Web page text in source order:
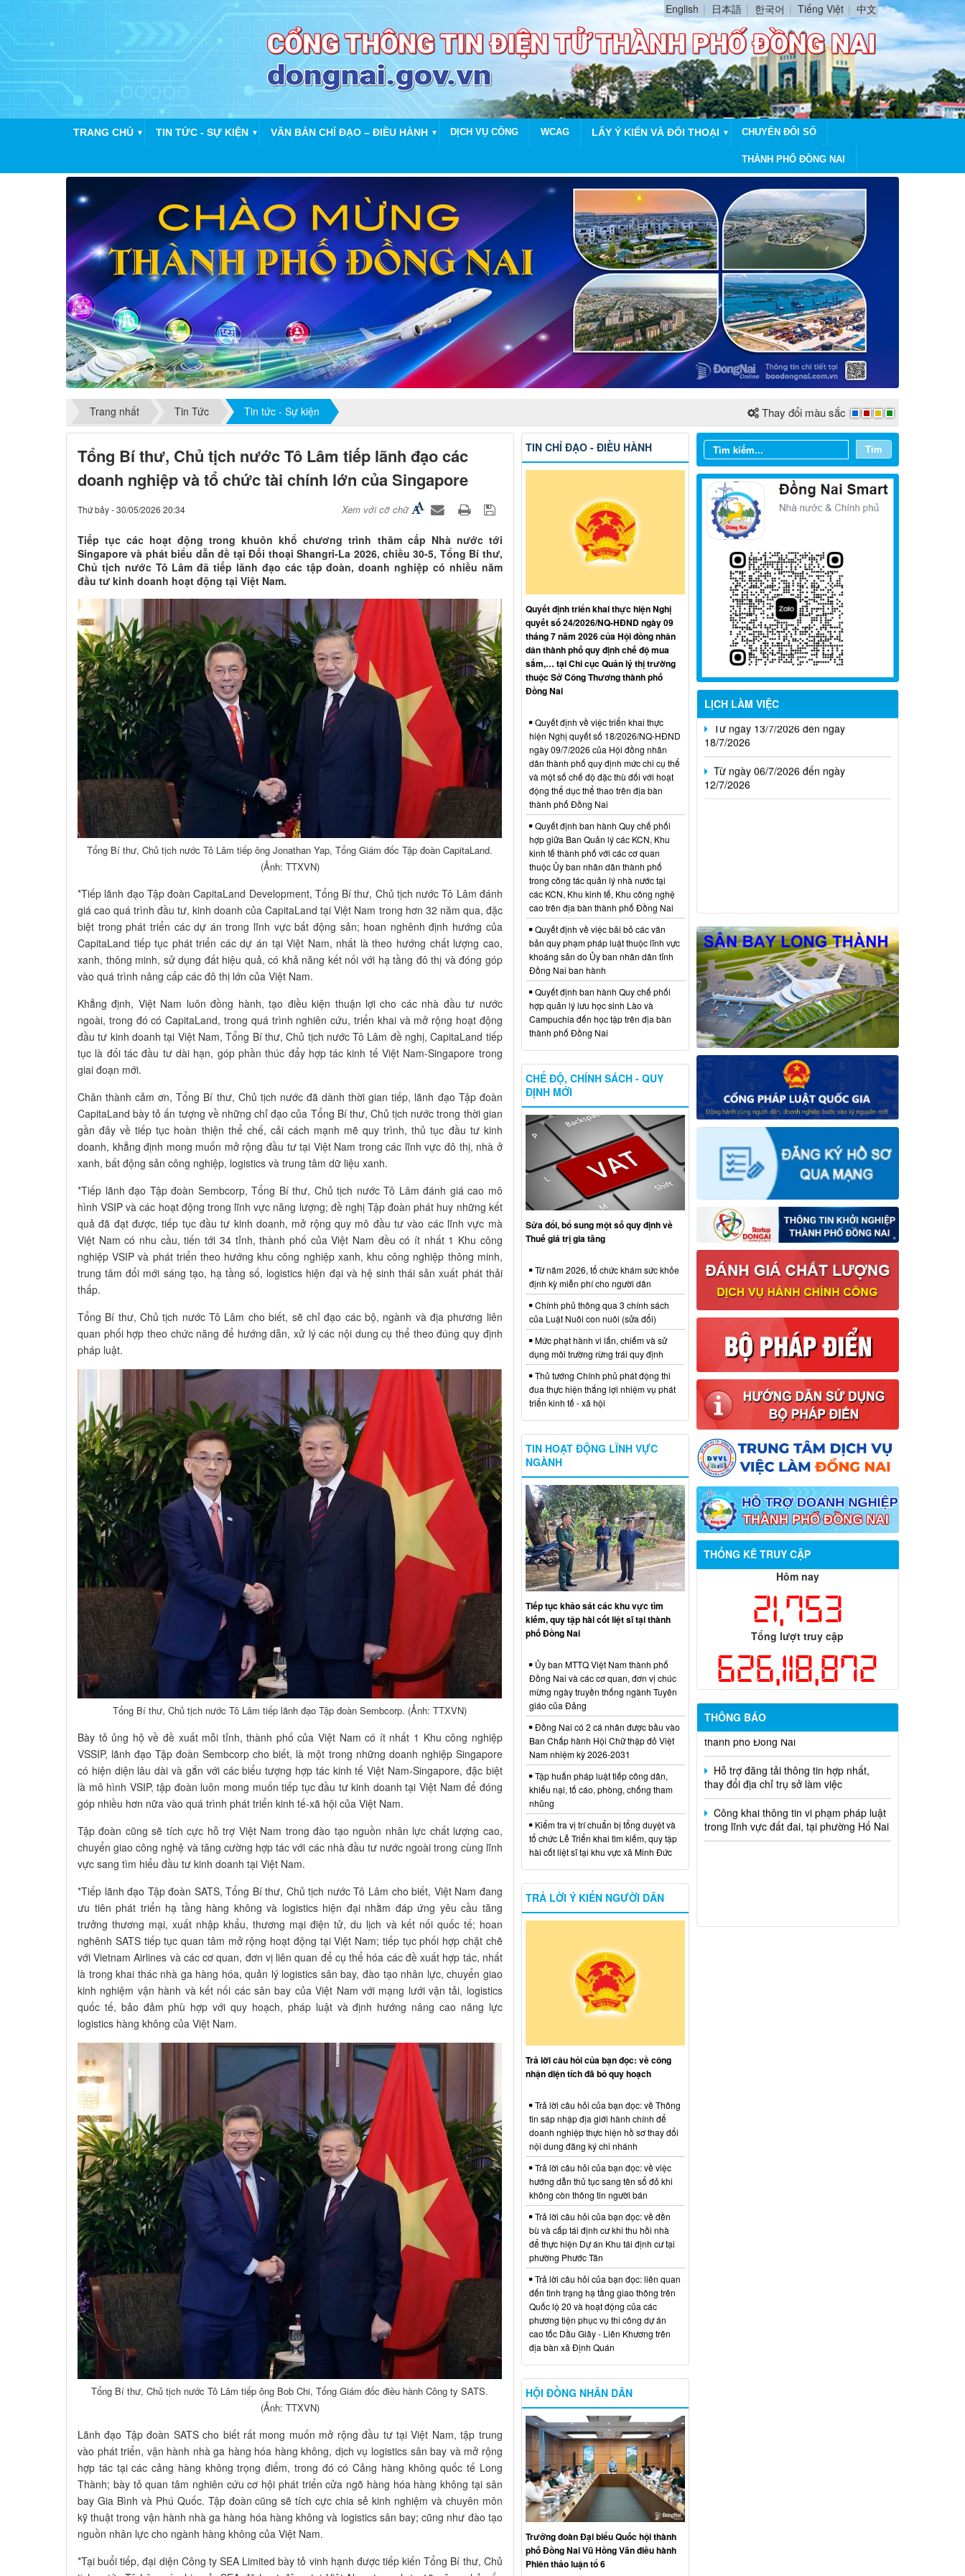
English 日本語 한국어 Tiếng Việt 中文
TRANG CHỦ ▼ TIN TỨC - SỰ KIỆN ▼ VĂN BẢN CHỈ ĐẠO – ĐIỀU HÀNH ▼ DỊCH VỤ CÔNG WCAG LẤY Ý KIẾN VÀ ĐỐI THOẠI ▼ CHUYỂN ĐỔI SỐ
THÀNH PHỐ ĐỒNG NAI
Trang nhất Tin Tức Tin tức - Sự kiện Thay đổi màu sắc
Tổng Bí thư, Chủ tịch nước Tô Lâm tiếp lãnh đạo các
doanh nghiệp và tổ chức tài chính lớn của Singapore
Thứ bảy - 30/05/2026 20:34 Xem với cỡ chữ
Tiếp tục các hoạt động trong khuôn khổ chương trình thăm cấp Nhà nước tới
Singapore và phát biểu dẫn đề tại Đối thoại Shangri-La 2026, chiều 30-5, Tổng Bí thư,
Chủ tịch nước Tô Lâm đã tiếp lãnh đạo các tập đoàn, doanh nghiệp có nhiều năm
đầu tư kinh doanh hoạt động tại Việt Nam.
Tổng Bí thư, Chủ tịch nước Tô Lâm tiếp ông Jonathan Yap, Tổng Giám đốc Tập đoàn CapitaLand.
(Ảnh: TTXVN)
*Tiếp lãnh đạo Tập đoàn CapitaLand Development, Tổng Bí thư, Chủ tịch nước Tô Lâm đánh
giá cao quá trình đầu tư, kinh doanh của CapitaLand tại Việt Nam trong hơn 32 năm qua, đặc
biệt trong phát triển các dự án trong lĩnh vực bất động sản; hoan nghênh định hướng của
CapitaLand tiếp tục phát triển các dự án tại Việt Nam, nhất là theo hướng chất lượng cao,
xanh, thông minh, sử dụng đất hiệu quả, có khả năng kết nối với hạ tầng đô thị và đóng góp
vào quá trình nâng cấp các đô thị lớn của Việt Nam.
Khẳng định, Việt Nam luôn đồng hành, tạo điều kiện thuận lợi cho các nhà đầu tư nước
ngoài, trong đó có CapitaLand, trong quá trình nghiên cứu, triển khai và mở rộng hoạt động
đầu tư kinh doanh tại Việt Nam, Tổng Bí thư, Chủ tịch nước Tô Lâm đề nghị, CapitaLand tiếp
tục là đối tác đầu tư dài hạn, góp phần thúc đẩy hợp tác kinh tế Việt Nam-Singapore trong
giai đoạn mới.
Chân thành cảm ơn, Tổng Bí thư, Chủ tịch nước đã dành thời gian tiếp, lãnh đạo Tập đoàn
CapitaLand bày tỏ ấn tượng về những chỉ đạo của Tổng Bí thư, Chủ tịch nước trong thời gian
gần đây về tiếp tục hoàn thiện thể chế, cải cách mạnh mẽ quy trình, thủ tục đầu tư kinh
doanh, khẳng định mong muốn mở rộng đầu tư tại Việt Nam trong các lĩnh vực đô thị, nhà ở
xanh, bất động sản công nghiệp, logistics và trung tâm dữ liệu xanh.
*Tiếp lãnh đạo Tập đoàn Sembcorp, Tổng Bí thư, Chủ tịch nước Tô Lâm đánh giá cao mô
hình VSIP và các hoạt động trong lĩnh vực năng lượng; đề nghị Tập đoàn phát huy những kết
quả đã đạt được, tiếp tục đầu tư kinh doanh, mở rộng quy mô đầu tư vào các lĩnh vực mà
Việt Nam có nhu cầu, tiến tới 34 tỉnh, thành phố của Việt Nam đều có ít nhất 1 Khu công
nghiệp VSIP và phát triển theo hướng khu công nghiệp xanh, khu công nghiệp thông minh,
trung tâm đổi mới sáng tạo, hạ tầng số, logistics hiện đại và hệ sinh thái sản xuất phát thải
thấp.
Tổng Bí thư, Chủ tịch nước Tô Lâm cho biết, sẽ chỉ đạo các bộ, ngành và địa phương liên
quan phối hợp theo chức năng để hướng dẫn, xử lý các nội dung cụ thể theo đúng quy định
pháp luật.
Tổng Bí thư, Chủ tịch nước Tô Lâm tiếp lãnh đạo Tập đoàn Sembcorp. (Ảnh: TTXVN)
Bày tỏ ủng hộ về đề xuất mỗi tỉnh, thành phố của Việt Nam có ít nhất 1 Khu công nghiệp
VSSIP, lãnh đạo Tập đoàn Sembcorp cho biết, là một trong những doanh nghiệp Singapore
có hiện diện lâu dài và gắn với các biểu tượng hợp tác kinh tế Việt Nam-Singapore, đặc biệt
là mô hình VSIP, tập đoàn luôn mong muốn tiếp tục đầu tư kinh doanh tại Việt Nam để đóng
góp nhiều hơn nữa vào quá trình phát triển kinh tế-xã hội của Việt Nam.
Tập đoàn cũng sẽ tích cực hỗ trợ Việt Nam trong đào tạo nguồn nhân lực chất lượng cao,
chuyển giao công nghệ và tăng cường hợp tác với các nhà đầu tư nước ngoài trong cùng lĩnh
vực sang tìm hiểu đầu tư kinh doanh tại Việt Nam.
*Tiếp lãnh đạo Tập đoàn SATS, Tổng Bí thư, Chủ tịch nước Tô Lâm cho biết, Việt Nam đang
ưu tiên phát triển hạ tầng hàng không và logistics hiện đại nhằm đáp ứng yêu cầu tăng
trưởng thương mại, xuất nhập khẩu, thương mại điện tử, du lịch và kết nối quốc tế; hoan
nghênh SATS tiếp tục quan tâm mở rộng hoạt động tại Việt Nam; tiếp tục phối hợp chặt chẽ
với Vietnam Airlines và các cơ quan, đơn vị liên quan để cụ thể hóa các đề xuất hợp tác, nhất
là trong khai thác nhà ga hàng hóa, quản lý logistics sân bay, đào tạo nhân lực, chuyển giao
kinh nghiệm vận hành và kết nối các sân bay của Việt Nam với mạng lưới vận tải, logistics
quốc tế, bảo đảm phù hợp với quy hoạch, pháp luật và định hướng nâng cao năng lực
logistics hàng không của Việt Nam.
Tổng Bí thư, Chủ tịch nước Tô Lâm tiếp ông Bob Chi, Tổng Giám đốc điều hành Công ty SATS.
(Ảnh: TTXVN)
Lãnh đạo Tập đoàn SATS cho biết rất mong muốn mở rộng đầu tư tại Việt Nam, tập trung
vào phát triển, vận hành nhà ga hàng hóa hàng không, dịch vụ logistics sân bay và mở rộng
hợp tác tại các cảng hàng không trọng điểm, trong đó có Cảng hàng không quốc tế Long
Thành; bày tỏ quan tâm nghiên cứu cơ hội phát triển cửa ngõ hàng hóa hàng không tại sân
bay Gia Bình và Phú Quốc. Tập đoàn cũng sẽ tích cực chia sẻ kinh nghiệm và chuyên môn
kỹ thuật trong vận hành nhà ga hàng hóa hàng không và logistics sân bay; cũng như đào tạo
nguồn nhân lực cho ngành hàng không của Việt Nam.
*Tại buổi tiếp, đại diện Công ty SEA Limited bày tỏ vinh hạnh được tiếp kiến Tổng Bí thư, Chủ
Tìm
LỊCH LÀM VIỆC
Từ ngày 03/8/2026 đến ngày
09/8/2026
Từ ngày 27/7/2026 đến ngày
02/8/2026
Từ ngày 20/7/2026 đến ngày
26/7/2026
Từ ngày 13/7/2026 đến ngày
18/7/2026
Từ ngày 06/7/2026 đến ngày
12/7/2026
THỐNG KÊ TRUY CẬP
Hôm nay
21,753
Tổng lượt truy cập
626,118,872
THÔNG BÁO
Thông báo về việc tuyển dụng viên
chức năm 2026
Thông báo tuyển chọn tổ chức và cá
nhân chủ trì thực hiện nhiệm vụ khoa
học và công nghệ cấp thành phố sử
dụng ngân sách nhà nước đặt hàng thực
hiện năm 2026 (đợt 1) lần 3
Kế hoạch Thông tin, tuyên truyền triển
khai Kế hoạch Khám sức khỏe định kỳ
hoặc khám sàng lọc miễn phí ít nhất mỗi
năm một lần cho người dân trên địa bàn
thành phố Đồng Nai
Hỗ trợ đăng tải thông tin hợp nhất,
thay đổi địa chỉ trụ sở làm việc
Công khai thông tin vi phạm pháp luật
trong lĩnh vực đất đai, tại phường Hố Nai
TIN CHỈ ĐẠO - ĐIỀU HÀNH
Quyết định triển khai thực hiện Nghị
quyết số 24/2026/NQ-HĐND ngày 09
tháng 7 năm 2026 của Hội đồng nhân
dân thành phố quy định chế độ mua
sắm,… tại Chi cục Quản lý thị trường
thuộc Sở Công Thương thành phố
Đồng Nai
Quyết định về việc triển khai thực
hiện Nghị quyết số 18/2026/NQ-HĐND
ngày 09/7/2026 của Hội đồng nhân
dân thành phố quy định mức chi cụ thể
và một số chế độ đặc thù đối với hoạt
động thể dục thể thao trên địa bàn
thành phố Đồng Nai
Quyết định ban hành Quy chế phối
hợp giữa Ban Quản lý các KCN, Khu
kinh tế thành phố với các cơ quan
thuộc Ủy ban nhân dân thành phố
trong công tác quản lý nhà nước tại
các KCN, Khu kinh tế, Khu công nghệ
cao trên địa bàn thành phố Đồng Nai
Quyết định về việc bãi bỏ các văn
bản quy phạm pháp luật thuộc lĩnh vực
khoáng sản do Ủy ban nhân dân tỉnh
Đồng Nai ban hành
Quyết định ban hành Quy chế phối
hợp quản lý lưu học sinh Lào và
Campuchia đến học tập trên địa bàn
thành phố Đồng Nai
CHẾ ĐỘ, CHÍNH SÁCH - QUY
ĐỊNH MỚI
Sửa đổi, bổ sung một số quy định về
Thuế giá trị gia tăng
Từ năm 2026, tổ chức khám sức khỏe
định kỳ miễn phí cho người dân
Chính phủ thông qua 3 chính sách
của Luật Nuôi con nuôi (sửa đổi)
Mức phạt hành vi lấn, chiếm và sử
dụng môi trường rừng trái quy định
Thủ tướng Chính phủ phát động thi
đua thực hiện thắng lợi nhiệm vụ phát
triển kinh tế - xã hội
TIN HOẠT ĐỘNG LĨNH VỰC
NGÀNH
Tiếp tục khảo sát các khu vực tìm
kiếm, quy tập hài cốt liệt sĩ tại thành
phố Đồng Nai
Ủy ban MTTQ Việt Nam thành phố
Đồng Nai và các cơ quan, đơn vị chúc
mừng ngày truyền thống ngành Tuyên
giáo của Đảng
Đồng Nai có 2 cá nhân được bầu vào
Ban Chấp hành Hội Chữ thập đỏ Việt
Nam nhiệm kỳ 2026-2031
Tập huấn pháp luật tiếp công dân,
khiếu nại, tố cáo, phòng, chống tham
nhũng
Kiểm tra vị trí chuẩn bị tổng duyệt và
tổ chức Lễ Triển khai tìm kiếm, quy tập
hài cốt liệt sĩ tại khu vực xã Minh Đức
TRẢ LỜI Ý KIẾN NGƯỜI DÂN
Trả lời câu hỏi của bạn đọc: về công
nhận diện tích đã bỏ quy hoạch
Trả lời câu hỏi của bạn đọc: về Thông
tin sáp nhập địa giới hành chính để
doanh nghiệp thực hiện hồ sơ thay đổi
nội dung đăng ký chi nhánh
Trả lời câu hỏi của bạn đọc: về việc
hướng dẫn thủ tục sang tên sổ đỏ khi
không còn thông tin người bán
Trả lời câu hỏi của bạn đọc: về đền
bù và cấp tái định cư khi thu hồi nhà
để thực hiện Dự án Khu tái định cư tại
phường Phước Tân
Trả lời câu hỏi của bạn đọc: liên quan
đến tình trạng hạ tầng giao thông trên
Quốc lộ 20 và hoạt động của các
phương tiện phục vụ thi công dự án
cao tốc Dầu Giây - Liên Khương trên
địa bàn xã Định Quán
HỘI ĐỒNG NHÂN DÂN
Trưởng đoàn Đại biểu Quốc hội thành
phố Đồng Nai Vũ Hồng Văn điều hành
Phiên thảo luận tổ 6